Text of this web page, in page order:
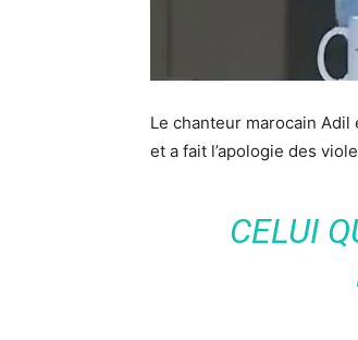
Le chanteur marocain Adil
et a fait l’apologie des
CELUI